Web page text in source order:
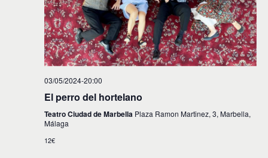
03/05/2024-20:00
El perro del hortelano
Teatro Ciudad de Marbella Plaza Ramon Martinez, 3, Marbella,
Málaga
12€